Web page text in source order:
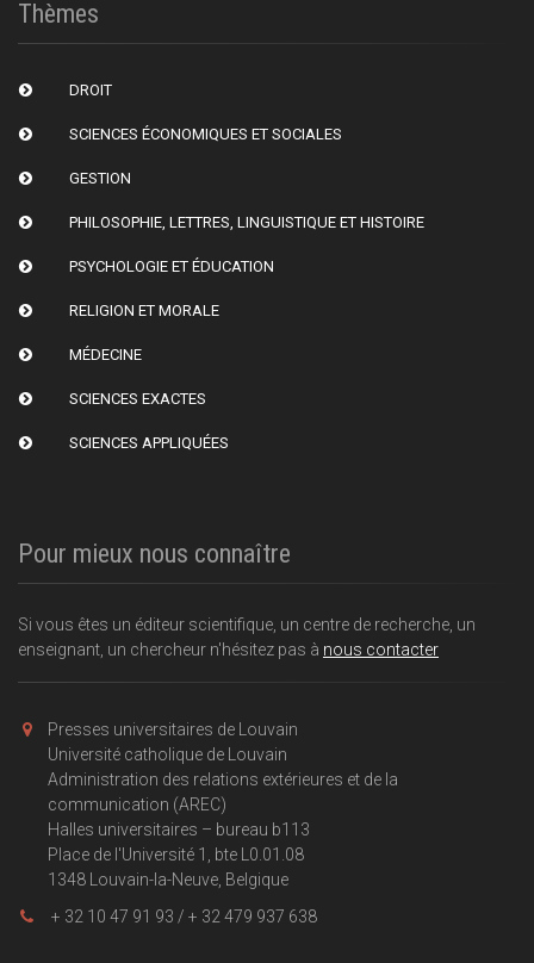
Thèmes
DROIT
SCIENCES ÉCONOMIQUES ET SOCIALES
GESTION
PHILOSOPHIE, LETTRES, LINGUISTIQUE ET HISTOIRE
PSYCHOLOGIE ET ÉDUCATION
RELIGION ET MORALE
MÉDECINE
SCIENCES EXACTES
SCIENCES APPLIQUÉES
Pour mieux nous connaître
Si vous êtes un éditeur scientifique, un centre de recherche, un
enseignant, un chercheur n'hésitez pas à nous contacter
Presses universitaires de Louvain
Université catholique de Louvain
Administration des relations extérieures et de la
communication (AREC)
Halles universitaires – bureau b113
Place de l'Université 1, bte L0.01.08
1348 Louvain-la-Neuve, Belgique
+ 32 10 47 91 93 / + 32 479 937 638